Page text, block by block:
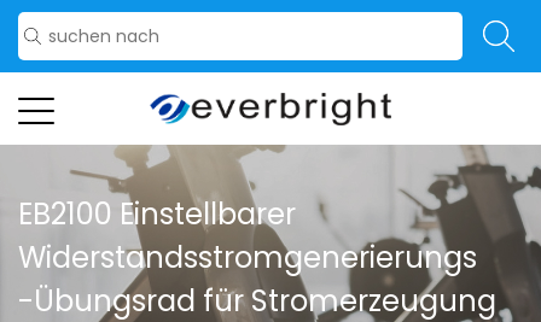
EB2100 Einstellbarer
Widerstandsstromgenerierungs
-Übungsrad für Stromerzeugung